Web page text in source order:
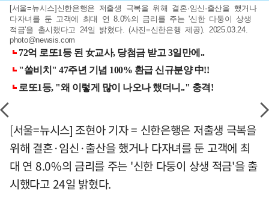
[서울=뉴시스]신한은행은 저출생 극복을 위해 결혼·임신·출산을 했거나
다자녀를 둔 고객에 최대 연 8.0%의 금리를 주는 '신한 다둥이 상생
적금'을 출시했다고 24일 밝혔다. (사진=신한은행 제공). 2025.03.24.
photo@newsis.com
[서울=뉴시스] 조현아 기자 = 신한은행은 저출생 극복을
위해 결혼·임신·출산을 했거나 다자녀를 둔 고객에 최
대 연 8.0%의 금리를 주는 '신한 다둥이 상생 적금'을 출
시했다고 24일 밝혔다.